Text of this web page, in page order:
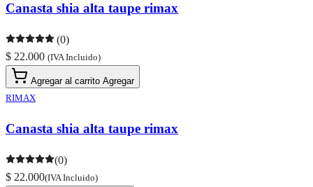
Canasta shia alta taupe rimax
(0)
$ 22.000 (IVA Incluido)
Agregar al carrito Agregar
RIMAX
Canasta shia alta taupe rimax
(0)
$ 22.000(IVA Incluido)